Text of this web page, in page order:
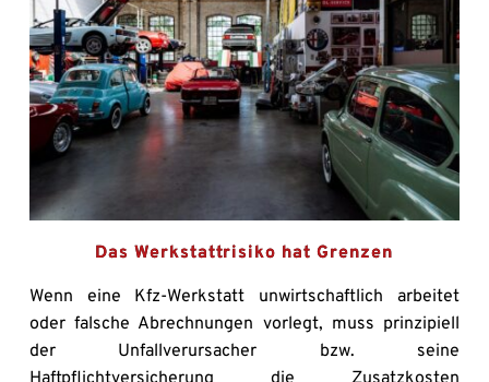
Das Werkstattrisiko hat Grenzen
Wenn eine Kfz-Werkstatt unwirtschaftlich arbeitet
oder falsche Abrechnungen vorlegt, muss prinzipiell
der Unfallverursacher bzw. seine